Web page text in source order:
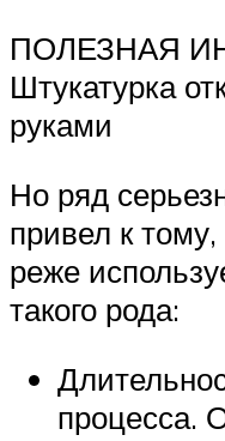
ПОЛЕЗНАЯ
Штукатурка
руками
Но ряд
привел к
реже
такого рода:
процесса.